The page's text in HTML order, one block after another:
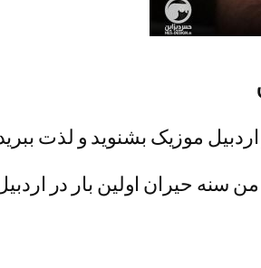
موزیک بشنوید و لذت
سنه حیران اولین بار در